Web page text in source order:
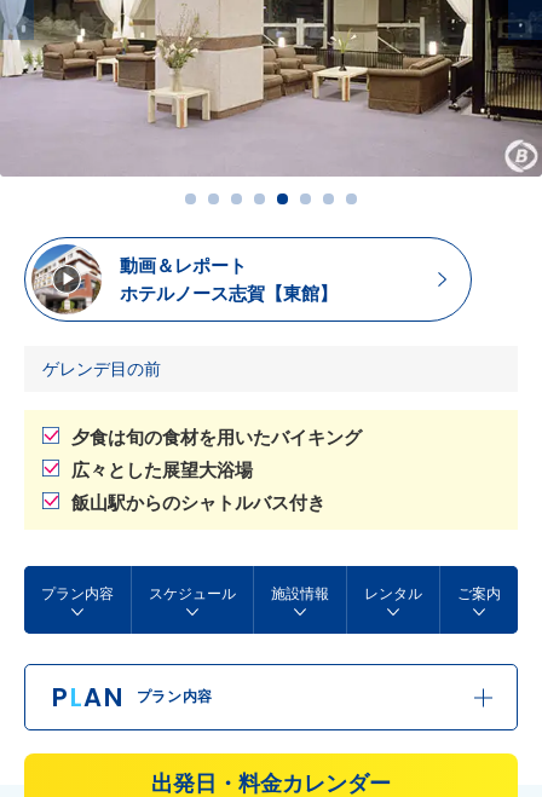
動画＆レポート
ホテルノース志賀【東館】
ゲレンデ目の前
夕食は旬の食材を用いたバイキング
広々とした展望大浴場
飯山駅からのシャトルバス付き
プラン内容 スケジュール 施設情報 レンタル ご案内
PLAN プラン内容
出発日・料金カレンダー